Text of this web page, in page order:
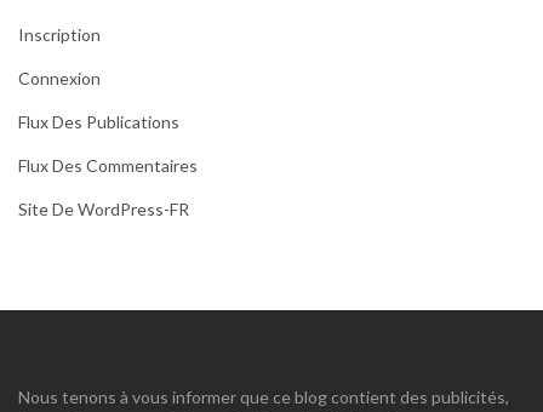
Inscription
Connexion
Flux Des Publications
Flux Des Commentaires
Site De WordPress-FR
Nous tenons à vous informer que ce blog contient des publicités,